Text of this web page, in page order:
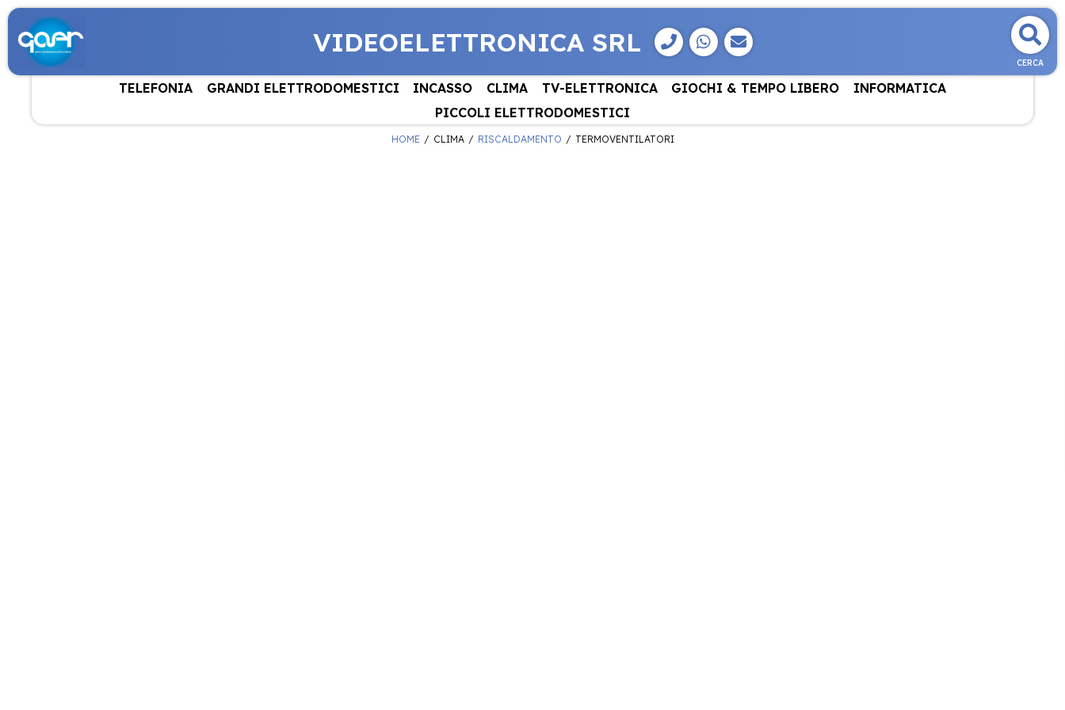
VIDEOELETTRONICA SRL
CERCA
TELEFONIA GRANDI ELETTRODOMESTICI INCASSO CLIMA TV-ELETTRONICA GIOCHI & TEMPO LIBERO
INFORMATICA
PICCOLI ELETTRODOMESTICI
HOME CLIMA RISCALDAMENTO TERMOVENTILATORI